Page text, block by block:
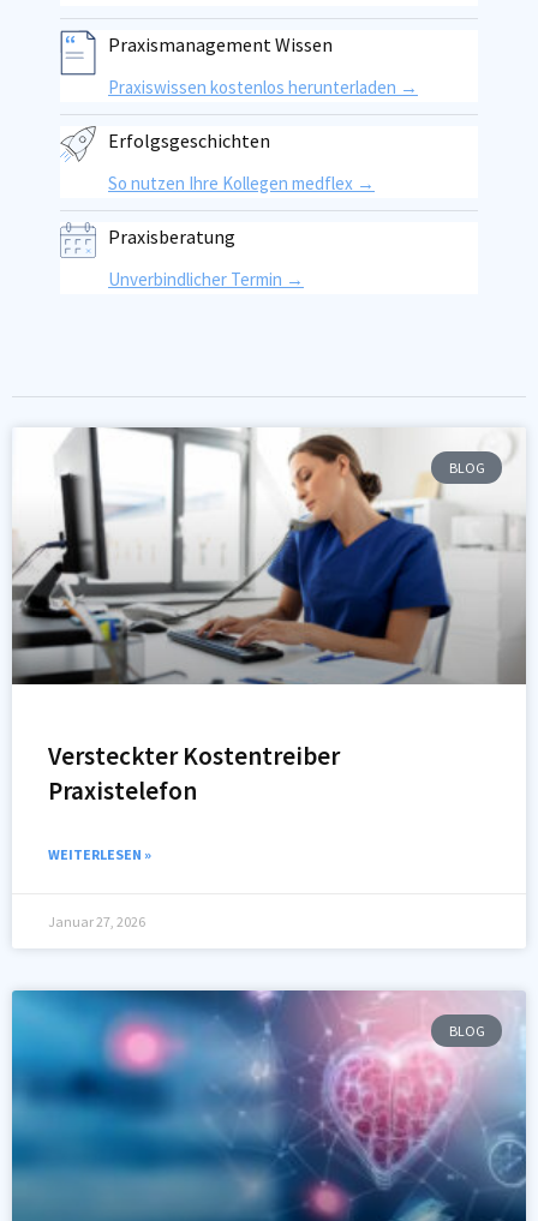
Praxismanagement Wissen
Praxiswissen kostenlos herunterladen →
Erfolgsgeschichten
So nutzen Ihre Kollegen medflex →
Praxisberatung
Unverbindlicher Termin →
BLOG
Versteckter Kostentreiber
Praxistelefon
WEITERLESEN »
Januar 27, 2026
BLOG